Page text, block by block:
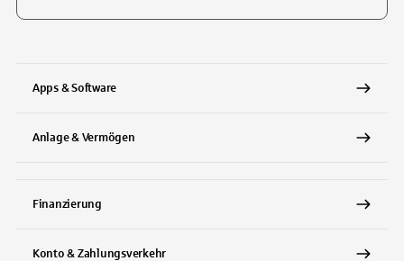
Apps & Software
Anlage & Vermögen
Finanzierung
Konto & Zahlungsverkehr